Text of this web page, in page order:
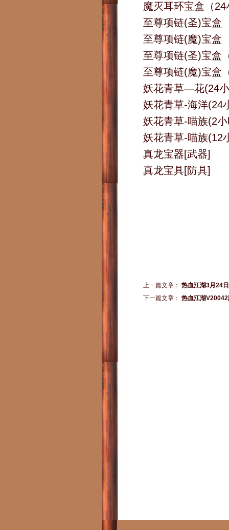
魔灭耳环宝盒（24
至尊项链(圣)宝盒
至尊项链(魔)宝盒
至尊项链(圣)宝盒
至尊项链(魔)宝盒
妖花青草—花(24
妖花青草-海洋(24
妖花青草-喵族(2
妖花青草-喵族(12
真龙宝器[武器]
真龙宝具[防具]
上一篇文章： 热血江湖3月24
下一篇文章： 热血江湖